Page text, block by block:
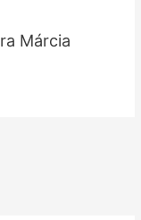
Márcia